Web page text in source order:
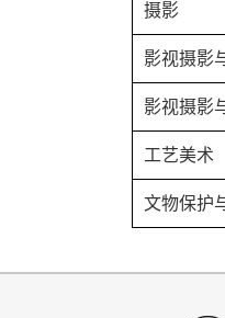
摄影
影视摄影
影视摄影
工艺美术
文物保护